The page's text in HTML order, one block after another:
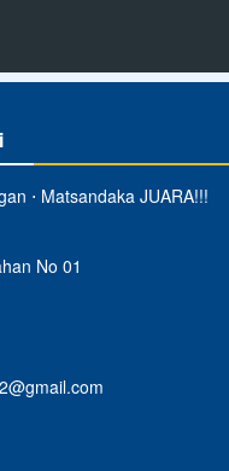
⋅ Matsandaka JUARA!!!
No 01